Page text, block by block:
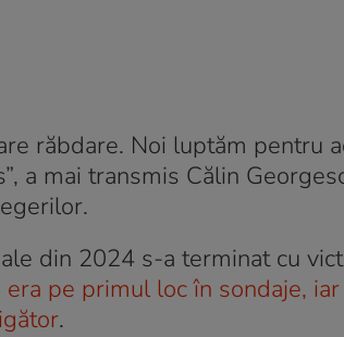
răbdare. Noi luptăm pentru
a mai transmis Călin
din 2024 s-a terminat cu
era pe primul loc în sondaje,
.